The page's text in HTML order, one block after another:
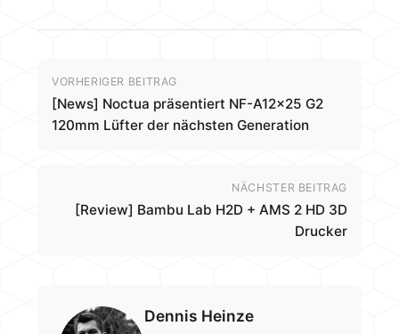
VORHERIGER BEITRAG
[News] Noctua präsentiert NF-A12x25 G2
120mm Lüfter der nächsten Generation
NÄCHSTER BEITRAG
[Review] Bambu Lab H2D + AMS 2 HD 3D
Drucker
Dennis Heinze